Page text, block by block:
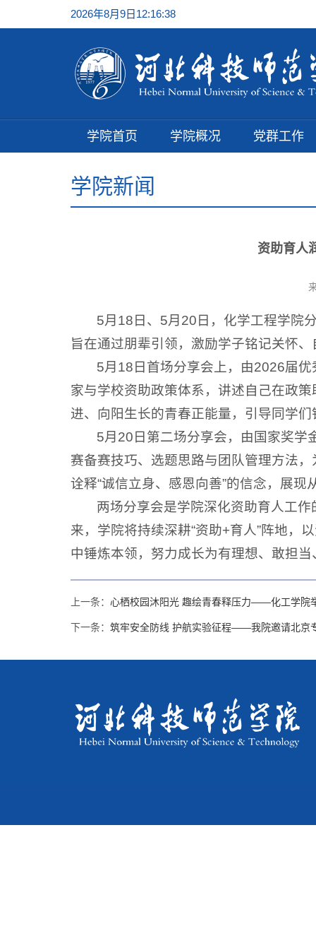
2026年8月9日12:16:39
学院首页 学院概况 党群工作
学院新闻
资助育人
5月18日、5月20日，化学工程学院
旨在通过朋辈引领，激励学子铭记关怀、
5月18日首场分享会上，由2026届
家与学校资助政策体系，讲述自己在政
进、向阳生长的青春正能量，引导同学
5月20日第二场分享会，由国家奖学
赛备赛技巧、选题思路与团队管理方法
诠释“诚信立身、感恩向善”的信念，展现
两场分享会是学院深化资助育人工
来，学院将持续深耕“资助+育人”阵地，
中锤炼本领，努力成长为有理想、敢担
上一条： 心栖校园沐阳光 趣绘青春释压力——化工学院
下一条： 筑牢安全防线 护航实验征程——我院邀请北京